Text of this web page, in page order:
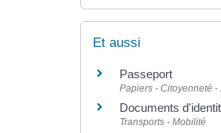
Et aussi
Passeport
Papiers - Citoyenneté -
Documents
Transports - Mobilité